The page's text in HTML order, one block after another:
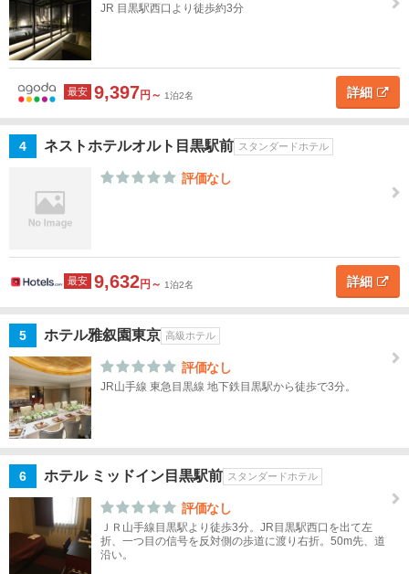
イツ
リー
新
宿・
場・
池
鴨・
東京
タワ
ー・
品
川・
東京
ー・
品
JR 目黒駅西口より徒歩約3分
最安 9,397円～ 1泊2名 詳細
4 ネストホテルオルト目黒駅前 スタンダードホテル
評価なし
最安 9,632円～ 1泊2名 詳細
5 ホテル雅叙園東京 高級ホテル
評価なし
JR山手線 東急目黒線 地下鉄目黒駅から徒歩で3分。
6 ホテル ミッドイン目黒駅前 スタンダードホテル
評価なし
ＪＲ山手線目黒駅より徒歩3分。JR目黒駅西口を出て左
折、一つ目の信号を反対側の歩道に渡り右折。50m先、道
沿い。